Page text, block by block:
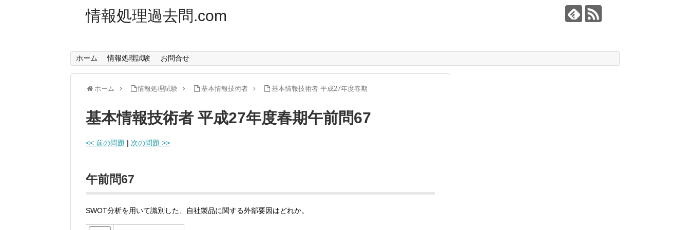
情報処理過去問.com
ホーム 情報処理試験 お問合せ
ホーム 情報処理試験 基本情報技術者 基本情報技術者 平成27年度春期
基本情報技術者 平成27年度春期午前問67
<< 前の問題 | 次の問題 >>
午前問67
SWOT分析を用いて識別した、自社製品に関する外部要因はどれか。